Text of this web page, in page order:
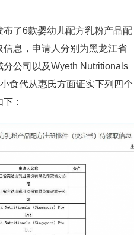
了6款婴幼儿配方乳粉产品配
息，申请人分别为黑龙江省
公司以及Wyeth Nutritionals
食代从惠氏方面证实下列四个
：